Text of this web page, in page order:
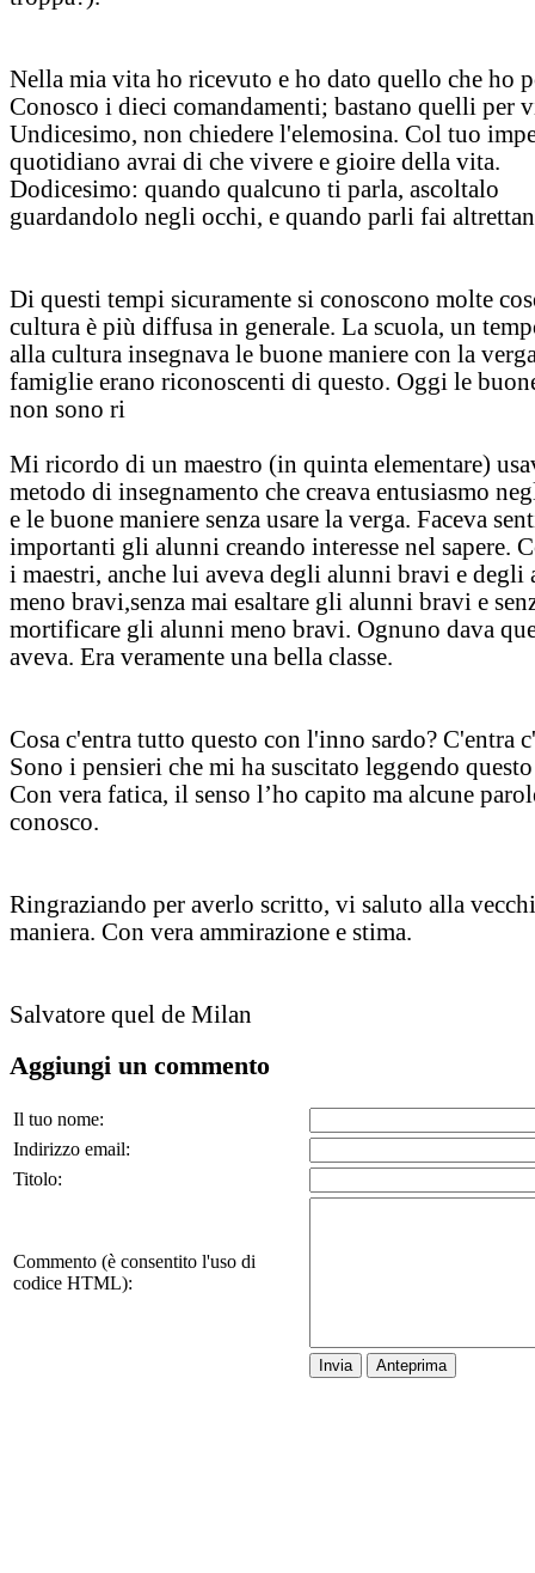
Nella mia vita ho ricevuto e ho dato quello che ho
Conosco i dieci comandamenti; bastano quelli per
Undicesimo, non chiedere l'elemosina. Col tuo
quotidiano avrai di che vivere e gioire della vita.
Dodicesimo: quando qualcuno ti parla, ascoltalo
guardandolo negli occhi, e quando parli fai
Di questi tempi sicuramente si conoscono molte
cultura è più diffusa in generale. La scuola, un
alla cultura insegnava le buone maniere con la
famiglie erano riconoscenti di questo. Oggi le
non sono ri
Mi ricordo di un maestro (in quinta elementare)
metodo di insegnamento che creava entusiasmo
e le buone maniere senza usare la verga. Faceva
importanti gli alunni creando interesse nel sapere.
i maestri, anche lui aveva degli alunni bravi e degli
meno bravi,senza mai esaltare gli alunni bravi e
mortificare gli alunni meno bravi. Ognuno dava
aveva. Era veramente una bella classe.
Cosa c'entra tutto questo con l'inno sardo? C'entra
Sono i pensieri che mi ha suscitato leggendo
Con vera fatica, il senso l’ho capito ma alcune
conosco.
Ringraziando per averlo scritto, vi saluto alla
maniera. Con vera ammirazione e stima.
Salvatore quel de Milan
Aggiungi un commento
Il tuo nome:
Indirizzo email:
Titolo:
Commento (è consentito l'uso di
codice HTML):
Invia Anteprima